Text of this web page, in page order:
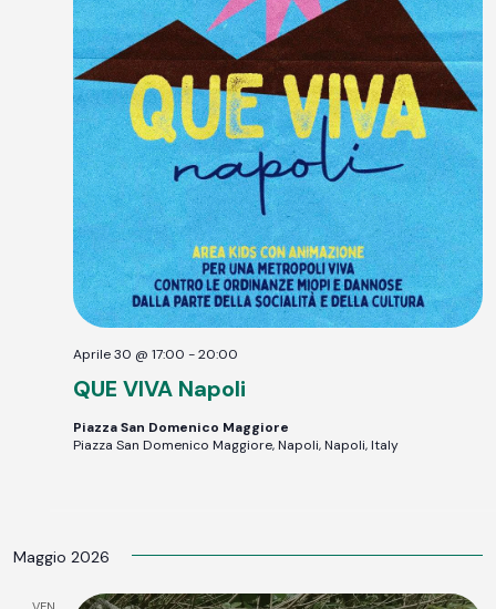
QUE VIVA Napoli
Aprile 30 @ 17:00 -20:00
Piazza San Domenico Maggiore
Piazza San Domenico Maggiore, Napoli, Napoli, Italy
Maggio 2026